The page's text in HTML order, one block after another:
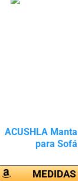
ACUSHLA
para
MEDIDAS